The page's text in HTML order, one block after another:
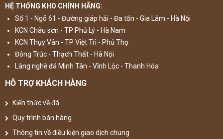
HỆ THỐNG KHO CHÍNH HÃNG:
Số 1 - Ngõ 61 - Đường giáp hải - Đa tốn - Gia Lâm - Hà Nội
KCN Châu sơn - TP Phủ Lý - Hà Nam
KCN Thụy Vân - TP Việt Trì - Phú Thọ
Đông Trúc - Thạch Thất - Hà Nội
Làng nghề đá Minh Tân - Vĩnh Lộc - Thanh Hóa
HỖ TRỢ KHÁCH HÀNG
Kiến thức về đá
Quy trình bán hàng
Thông tin về điều kiện giao dịch chung